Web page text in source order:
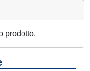
prodotto.